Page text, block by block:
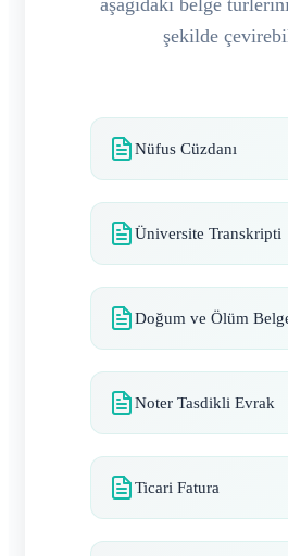
şekilde
Nüfus Cüzdanı
Üniversite Transkripti
Doğum ve Ölüm
Noter Tasdikli Evrak
Ticari Fatura